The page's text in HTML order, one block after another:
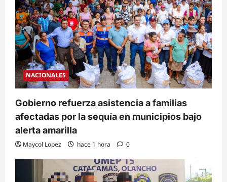
NACIONALES
Gobierno refuerza asistencia a familias
afectadas por la sequía en municipios bajo
alerta amarilla
Maycol Lopez hace 1 hora 0